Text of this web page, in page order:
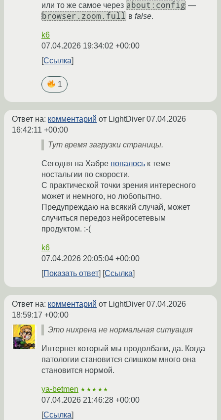
или то же самое через about:config —
browser.zoom.full в false.
k6
07.04.2026 19:34:02 +00:00
Ссылка
1
Ответ на: комментарий от LightDiver 07.04.2026
16:42:11 +00:00
Тут время загрузки страницы.
Сегодня на Хабре попалось к теме
ностальгии по скорости.
С практической точки зрения интересного
может и немного, но любопытно.
Предупреждаю на всякий случай, может
случиться передоз нейросетевым
продуктом. :-(
k6
07.04.2026 20:05:04 +00:00
Показать ответ
Ссылка
Ответ на: комментарий от LightDiver 07.04.2026
18:59:17 +00:00
Это нихрена не нормальная ситуация
Интернет который мы продолбали, да. Когда
патологии становится слишком много она
становится нормой.
ya-betmen ★★★★★
07.04.2026 21:46:28 +00:00
Ссылка